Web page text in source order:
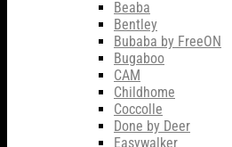
Beaba
Bentley
Bubaba by FreeON
Bugaboo
CAM
Childhome
Coccolle
Done by Deer
Easywalker